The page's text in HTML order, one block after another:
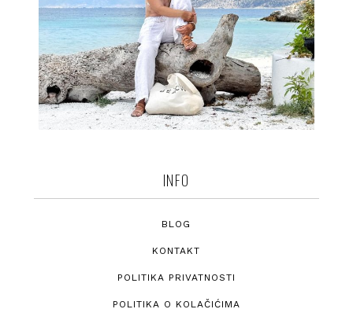
INFO
BLOG
KONTAKT
POLITIKA PRIVATNOSTI
POLITIKA O KOLAČIĆIMA